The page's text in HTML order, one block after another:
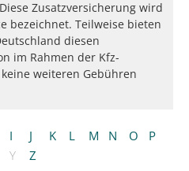
I J K L M N O
P
Y Z
Zusatzversicherung wird
bezeichnet. Teilweise bieten
diesen
im Rahmen der Kfz-
weiteren Gebühren